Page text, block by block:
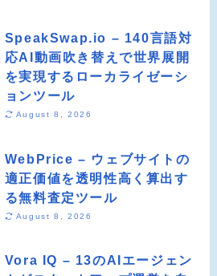
SpeakSwap.io – 140言語対
応AI動画吹き替えで世界展開
を実現するローカライゼーシ
ョンツール
August 8, 2026
WebPrice – ウェブサイトの
適正価値を透明性高く算出す
る無料査定ツール
August 8, 2026
Vora IQ – 13のAIエージェン